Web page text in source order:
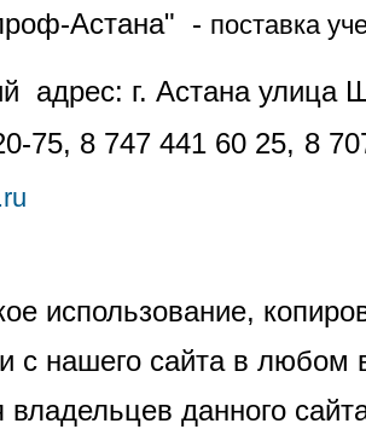
Астана" - поставка
адрес: г. Астана
75, 8 747 441 60 25, 8
использование,
с нашего сайта в любом
данного